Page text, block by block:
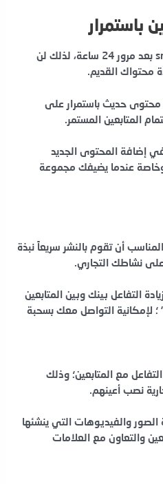
باستمرار
يختفي المحتوى على snapchat بعد مرور 24 ساعة، لذلك لن
محتواك القديم.
حديث باستمرار على
المتابعين المستمر.
إضافة المحتوى الجديد
وخاصة عندما يضيفك مجموعة
أن تقوم بالنشر سريعاً نبذة
على نشاطك التجاري.
التفاعل بينك وبين المتابعين
مع المتابعين؛ وذلك
نصب أعينهم.
والفيديوهات التي ينشئها
والتعاون مع العلامات